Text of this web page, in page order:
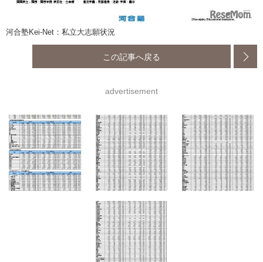
河合塾Kei-Net：私立大志願状況
この記事へ戻る
advertisement